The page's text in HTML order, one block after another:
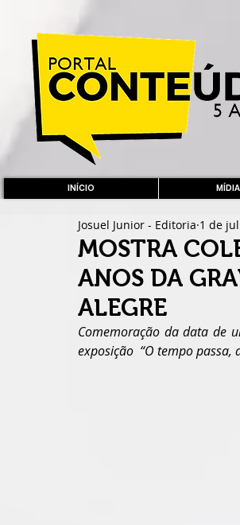
INÍCIO
MOSTRA
ANOS DA
ALEGRE
Josuel Junior - Editoria 1 de
Comemoração da data de
exposição  “O tempo passa,